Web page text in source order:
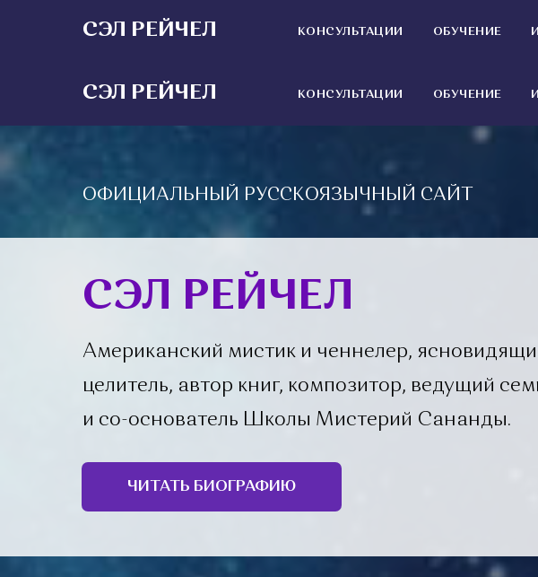
КОНСУЛЬТАЦИИ ОБУЧЕНИЕ
СЭЛ РЕЙЧЕЛ
КОНСУЛЬТАЦИИ ОБУЧЕНИЕ
СЭЛ РЕЙЧЕЛ
СЭЛ РЕЙЧЕЛ
ОФИЦИАЛЬНЫЙ РУССКОЯЗЫЧНЫЙ САЙТ
Американский мистик и ченнелер,
целитель, автор книг, композитор, ведущий
и со-основатель Школы Мистерий Сананды.
ЧИТАТЬ БИОГРАФИЮ